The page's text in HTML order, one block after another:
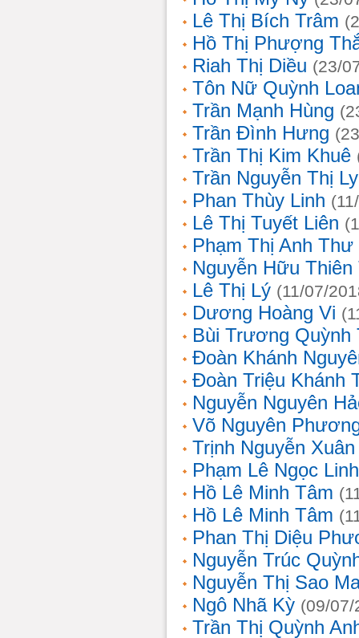
Lê Thị Bích Trâm
Hồ Thị Phượng
Riah Thị Diều (23/
Tôn Nữ Quỳnh
Trần Mạnh Hùng
Trần Đình Hưng
Trần Thị Kim Khuê
Trần Nguyễn Thị
Phan Thùy Linh
Lê Thị Tuyết Liên
Phạm Thị Anh Thư
Nguyễn Hữu Thiên
Lê Thị Lý (11/07/
Dương Hoàng Vi
Bùi Trương Quỳnh
Đoàn Khánh
Đoàn Triệu Khánh
Nguyễn Nguyên
Võ Nguyên
Trịnh Nguyễn
Phạm Lê Ngọc Linh
Hồ Lê Minh Tâm
Hồ Lê Minh Tâm
Phan Thị Diệu
Nguyễn Trúc
Nguyễn Thị Sao
Ngô Nhã Kỳ (09/07/
Trần Thị Quỳnh